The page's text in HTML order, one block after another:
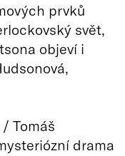
prvků
svět,
objeví i
/ Tomáš
drama